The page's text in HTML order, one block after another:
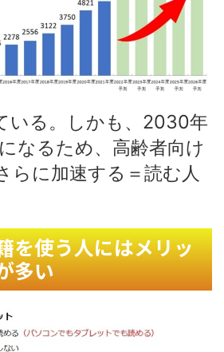
いる。しかも、2030年
なるため、高齢者向け
らに加速する＝読む人
使う人にはメリッ
多い